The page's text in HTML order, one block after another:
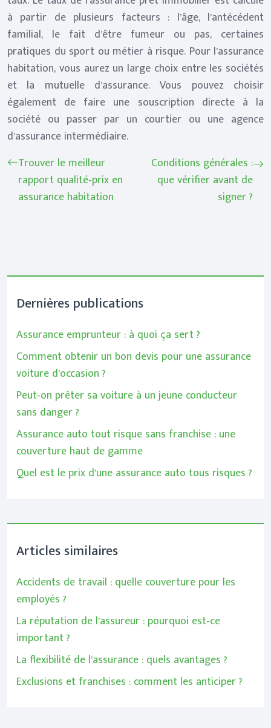
à partir de plusieurs facteurs : l’âge, l’antécédent
familial, le fait d’être fumeur ou pas, certaines
pratiques du sport ou métier à risque. Pour l’assurance
habitation, vous aurez un large choix entre les sociétés
et la mutuelle d’assurance. Vous pouvez choisir
également de faire une souscription directe à la
société ou passer par un courtier ou une agence
d’assurance intermédiaire.
Trouver le meilleur
rapport qualité-prix en
assurance habitation
Conditions générales :
que vérifier avant de
signer ?
Dernières publications
Assurance emprunteur : à quoi ça sert ?
Comment obtenir un bon devis pour une assurance
voiture d’occasion ?
Peut-on prêter sa voiture à un jeune conducteur
sans danger ?
Assurance auto tout risque sans franchise : une
couverture haut de gamme
Quel est le prix d’une assurance auto tous risques ?
Articles similaires
Accidents de travail : quelle couverture pour les
employés ?
La réputation de l’assureur : pourquoi est-ce
important ?
La flexibilité de l’assurance : quels avantages ?
Exclusions et franchises : comment les anticiper ?